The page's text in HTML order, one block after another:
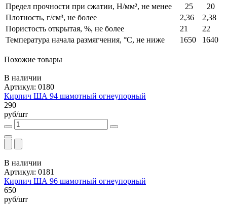
Предел прочности при сжатии, Н/мм², не менее
25
20
Плотность, г/см³, не более
2,36
2,38
Пористость открытая, %, не более
21
22
Температура начала размягчения, °С, не ниже
1650 1640
Похожие товары
В наличии
Артикул: 0180
Кирпич ША 94 шамотный огнеупорный
290
руб/шт
В наличии
Артикул: 0181
Кирпич ША 96 шамотный огнеупорный
650
руб/шт